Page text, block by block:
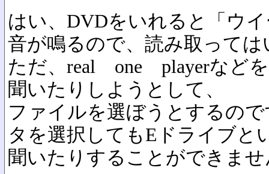
はい、DVDをいれると「ウ
音が鳴るので、読み取って
ただ、real one playerなど
聞いたりしようとして、
ファイルを選ぼうとするの
タを選択してもEドライブと
聞いたりすることができま